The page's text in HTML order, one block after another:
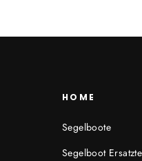
HOME
Segelboote
Segelboot